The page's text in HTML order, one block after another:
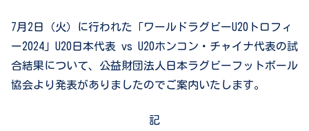
7月 2日（火）に行われた「ワールドラグビーU20 トロフィ
ー2024 」 U20日本代表 vs U20ホンコン・チャイナ代表の試
合結果について、公益財団法人日本ラグビーフットボール
協会より発表がありましたのでご案内いたします。
記